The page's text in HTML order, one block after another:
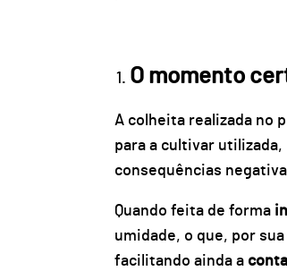
O momento
A colheita realizada no
para a cultivar utilizada,
consequências
Quando feita de forma
umidade, o que, por
facilitando ainda a